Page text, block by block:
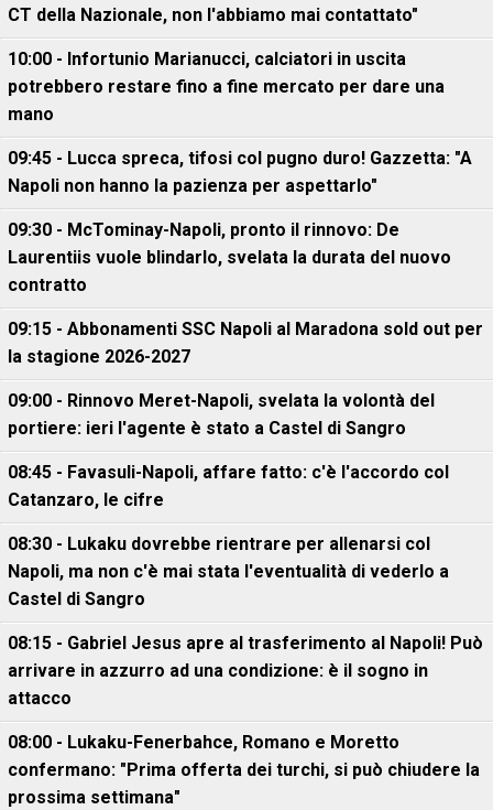
CT della Nazionale, non l'abbiamo mai contattato"
10:00 - Infortunio Marianucci, calciatori in uscita
potrebbero restare fino a fine mercato per dare una
mano
09:45 - Lucca spreca, tifosi col pugno duro! Gazzetta: "A
Napoli non hanno la pazienza per aspettarlo"
09:30 - McTominay-Napoli, pronto il rinnovo: De
Laurentiis vuole blindarlo, svelata la durata del nuovo
contratto
09:15 - Abbonamenti SSC Napoli al Maradona sold out per
la stagione 2026-2027
09:00 - Rinnovo Meret-Napoli, svelata la volontà del
portiere: ieri l'agente è stato a Castel di Sangro
08:45 - Favasuli-Napoli, affare fatto: c'è l'accordo col
Catanzaro, le cifre
08:30 - Lukaku dovrebbe rientrare per allenarsi col
Napoli, ma non c'è mai stata l'eventualità di vederlo a
Castel di Sangro
08:15 - Gabriel Jesus apre al trasferimento al Napoli! Può
arrivare in azzurro ad una condizione: è il sogno in
attacco
08:00 - Lukaku-Fenerbahce, Romano e Moretto
confermano: "Prima offerta dei turchi, si può chiudere la
prossima settimana"